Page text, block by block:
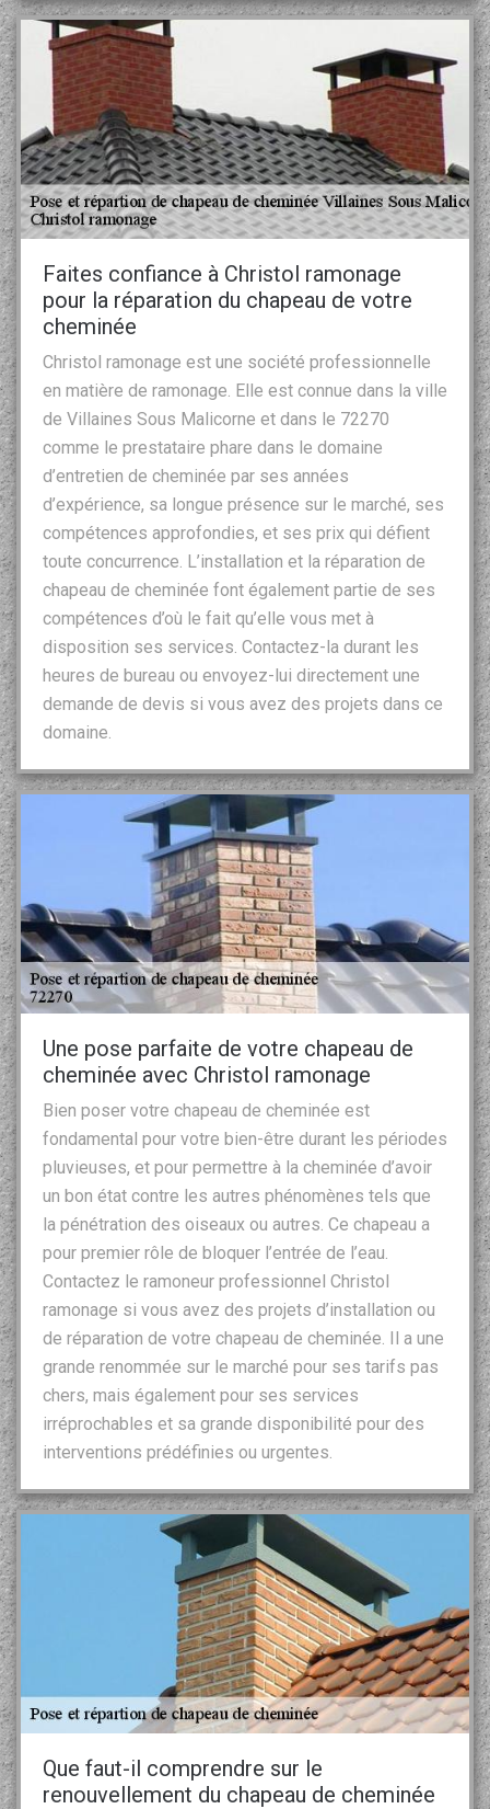
Faites confiance à Christol ramonage
pour la réparation du chapeau de votre
cheminée
Christol ramonage est une société professionnelle
en matière de ramonage. Elle est connue dans la ville
de Villaines Sous Malicorne et dans le 72270
comme le prestataire phare dans le domaine
d’entretien de cheminée par ses années
d’expérience, sa longue présence sur le marché, ses
compétences approfondies, et ses prix qui défient
toute concurrence. L’installation et la réparation de
chapeau de cheminée font également partie de ses
compétences d’où le fait qu’elle vous met à
disposition ses services. Contactez-la durant les
heures de bureau ou envoyez-lui directement une
demande de devis si vous avez des projets dans ce
domaine.
Une pose parfaite de votre chapeau de
cheminée avec Christol ramonage
Bien poser votre chapeau de cheminée est
fondamental pour votre bien-être durant les périodes
pluvieuses, et pour permettre à la cheminée d’avoir
un bon état contre les autres phénomènes tels que
la pénétration des oiseaux ou autres. Ce chapeau a
pour premier rôle de bloquer l’entrée de l’eau.
Contactez le ramoneur professionnel Christol
ramonage si vous avez des projets d’installation ou
de réparation de votre chapeau de cheminée. Il a une
grande renommée sur le marché pour ses tarifs pas
chers, mais également pour ses services
irréprochables et sa grande disponibilité pour des
interventions prédéfinies ou urgentes.
Que faut-il comprendre sur le
renouvellement du chapeau de cheminée